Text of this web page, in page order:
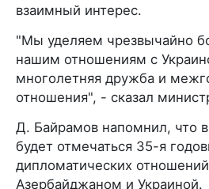
взаимный интерес.
"Мы уделяем чрезвычайно
нашим отношениям с
многолетняя дружба и
отношения", - сказал
Д. Байрамов напомнил, что
будет отмечаться 35-я
дипломатических
Азербайджаном и Украиной.